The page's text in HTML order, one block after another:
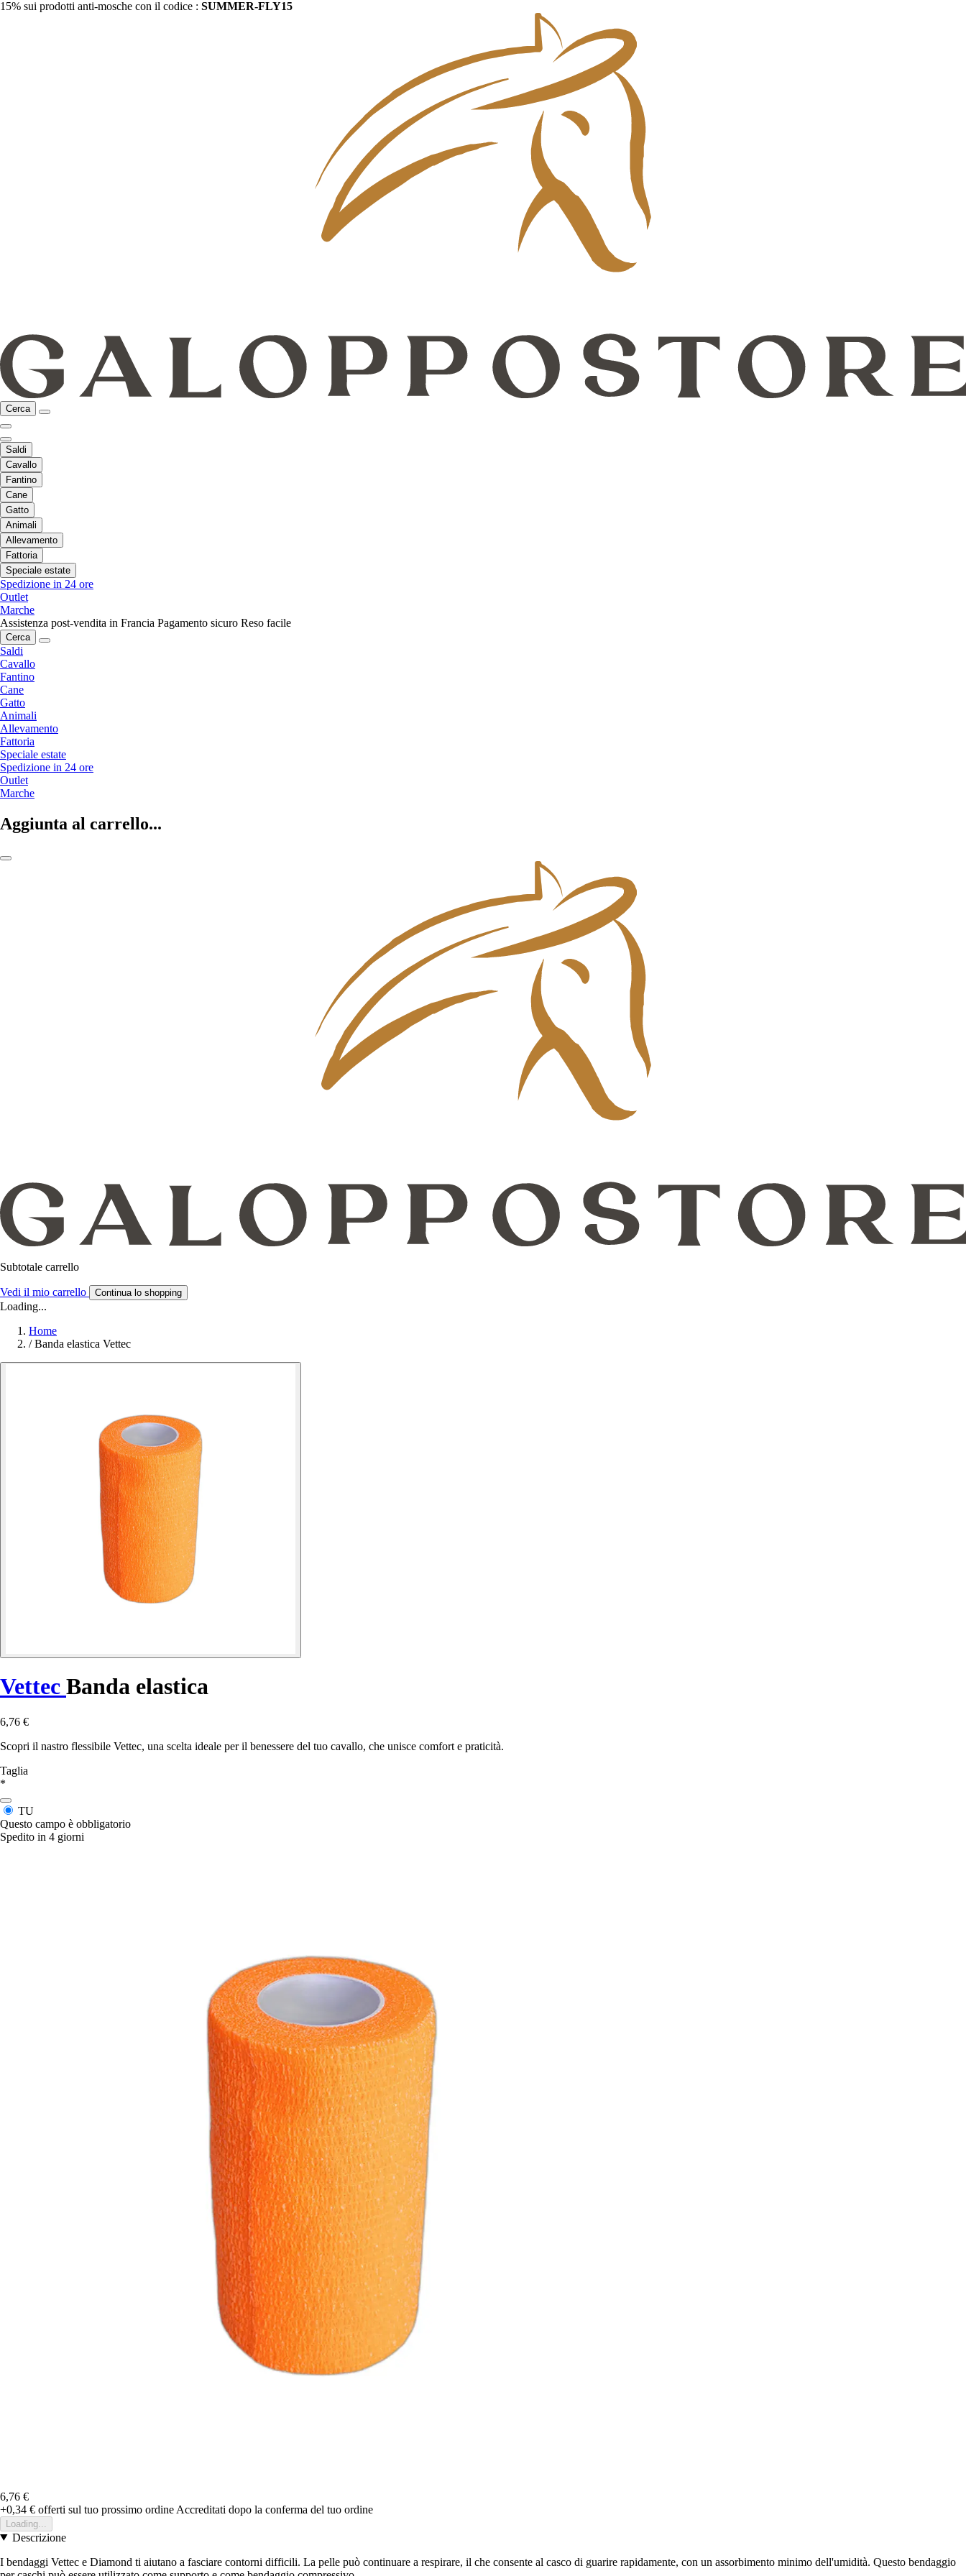
15% sui prodotti anti-mosche con il codice : SUMMER-FLY15
Cerca
Saldi
Cavallo
Fantino
Cane
Gatto
Animali
Allevamento
Fattoria
Speciale estate
Spedizione in 24 ore
Outlet
Marche
Assistenza post-vendita in Francia Pagamento sicuro Reso facile
Cerca
Saldi
Cavallo
Fantino
Cane
Gatto
Animali
Allevamento
Fattoria
Speciale estate
Spedizione in 24 ore
Outlet
Marche
Aggiunta al carrello...
Subtotale carrello
Vedi il mio carrello Continua lo shopping
Loading...
Home
/ Banda elastica Vettec
Vettec Banda elastica
6,76 €
Scopri il nastro flessibile Vettec, una scelta ideale per il benessere del tuo cavallo, che unisce comfort e praticità.
Taglia
*
TU
Questo campo è obbligatorio
Spedito in 4 giorni
6,76 €
+0,34 € offerti sul tuo prossimo ordine Accreditati dopo la conferma del tuo ordine
Loading...
Descrizione
I bendaggi Vettec e Diamond ti aiutano a fasciare contorni difficili. La pelle può continuare a respirare, il che consente al casco di guarire rapidamente, con un assorbimento minimo dell'umidità. Questo bendaggio